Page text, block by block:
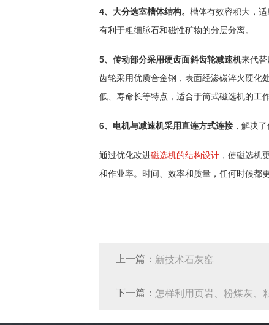
4、大分选室槽体结构。 槽体有效容积大，
有利于粗细脉石和磁性矿物的分层分离。
5、传动部分采用硬齿面斜齿轮减速机来代
齿轮采用优质合金钢，表面经渗碳淬火硬化
低、寿命长等特点，适合于筒式磁选机的工作
6、电机与减速机采用直连方式连接 ，解决
通过优化改进磁选机的结构设计 ，使磁选机
和作业率。时间、效率和质量，任何时候都
上一篇： 新技术石灰窑
下一篇： 怎样利用页岩、粉煤灰、